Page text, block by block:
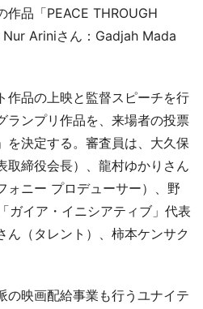
作品「PEACE THROUGH
Nur Ariniさん：Gadjah Mada
品の上映と監督スピーチを行
ランプリ作品を、来場者の投票
を決定する。審査員は、大久保
取締役会長）、龍村ゆかりさん
ォニー プロデューサー）、野
ガイア・イニシアティブ」代表
ん（タレント）、柿本ケンサク
映画配給事業も行うユナイテ